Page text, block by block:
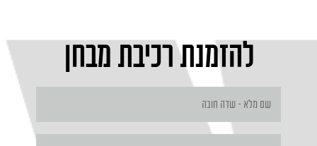
להזמנת רכיבת מבחן